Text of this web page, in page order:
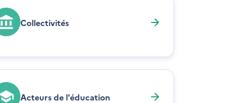
Collectivités
Acteurs de l'éducation